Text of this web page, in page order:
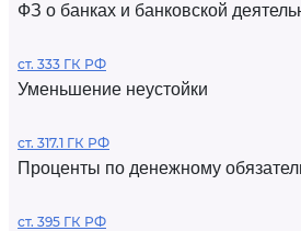
ФЗ о банках и банковской
ст. 333 ГК РФ
Уменьшение неустойки
ст. 317.1 ГК РФ
Проценты по денежному
ст. 395 ГК РФ